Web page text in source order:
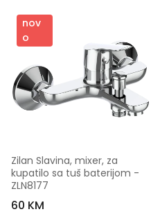
nov
o
Zilan Slavina, mixer, za
kupatilo sa tuš baterijom -
ZLN8177
60 KM